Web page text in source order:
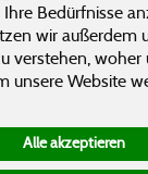
Ihre Bedürfnisse
wir außerdem
verstehen, woher
unsere Website
Alle akzeptieren